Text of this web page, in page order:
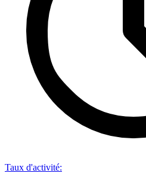
Taux d'activité: